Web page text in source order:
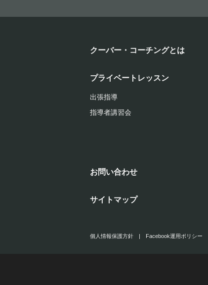
クーバー・コーチングとは
プライベートレッスン
出張指導
指導者講習会
お問い合わせ
サイトマップ
個人情報保護方針 | Facebook運用ポリシー